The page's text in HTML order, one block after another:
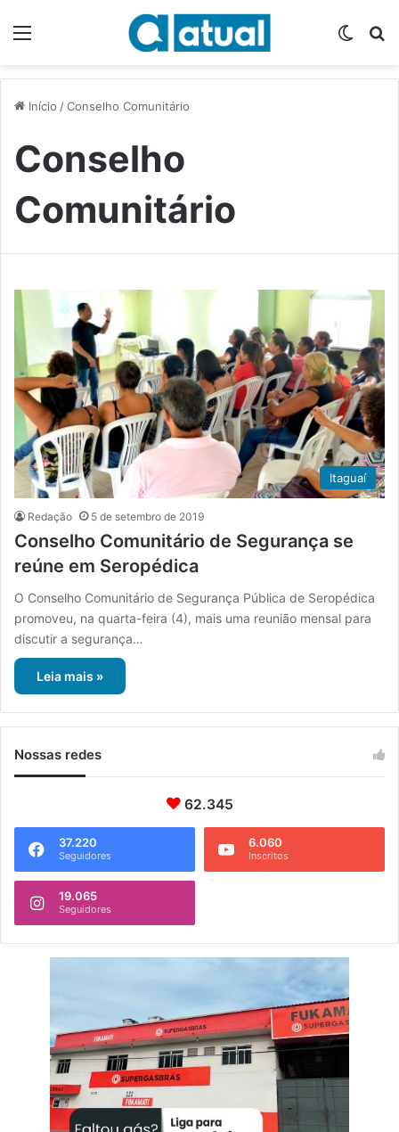
Início /Conselho Comunitário
Conselho
Comunitário
Itaguaí
Redação 5 de setembro de 2019
Conselho Comunitário de Segurança se
reúne em Seropédica
O Conselho Comunitário de Segurança Pública de Seropédica
promoveu, na quarta-feira (4), mais uma reunião mensal para
discutir a segurança…
Leia mais »
Nossas redes
62.345
37.220
Seguidores
6.060
Inscritos
19.065
Seguidores